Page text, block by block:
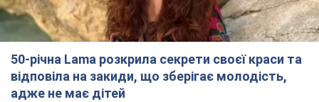
50-річна Lama розкрила секрети своєї краси та
відповіла на закиди, що зберігає молодість,
адже не має дітей